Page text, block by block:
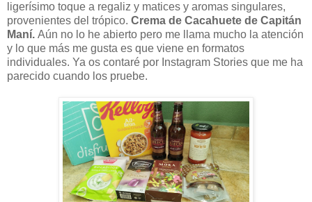
ligerísimo toque a regaliz y matices y aromas singulares,
provenientes del trópico. Crema de Cacahuete de Capitán
Maní. Aún no lo he abierto pero me llama mucho la atención
y lo que más me gusta es que viene en formatos
individuales. Ya os contaré por Instagram Stories que me ha
parecido cuando los pruebe.